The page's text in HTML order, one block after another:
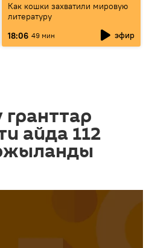
Как кошки захватили мировую
литературу
18:06 49 мин эфир
айда 112